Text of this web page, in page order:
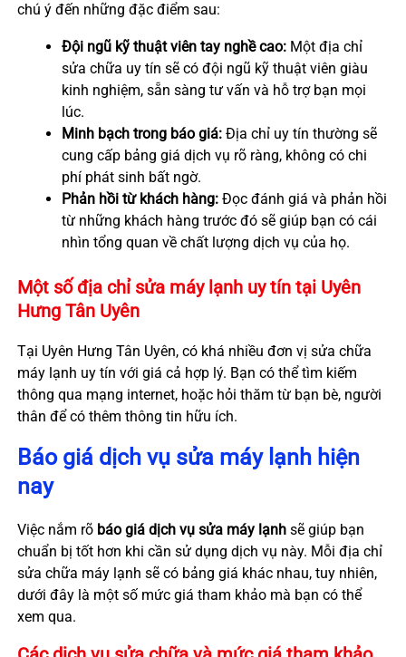
chú ý đến những đặc điểm sau:
Đội ngũ kỹ thuật viên tay nghề cao: Một địa chỉ
sửa chữa uy tín sẽ có đội ngũ kỹ thuật viên giàu
kinh nghiệm, sẵn sàng tư vấn và hỗ trợ bạn mọi
lúc.
Minh bạch trong báo giá: Địa chỉ uy tín thường sẽ
cung cấp bảng giá dịch vụ rõ ràng, không có chi
phí phát sinh bất ngờ.
Phản hồi từ khách hàng: Đọc đánh giá và phản hồi
từ những khách hàng trước đó sẽ giúp bạn có cái
nhìn tổng quan về chất lượng dịch vụ của họ.
Một số địa chỉ sửa máy lạnh uy tín tại Uyên
Hưng Tân Uyên
Tại Uyên Hưng Tân Uyên, có khá nhiều đơn vị sửa chữa
máy lạnh uy tín với giá cả hợp lý. Bạn có thể tìm kiếm
thông qua mạng internet, hoặc hỏi thăm từ bạn bè, người
thân để có thêm thông tin hữu ích.
Báo giá dịch vụ sửa máy lạnh hiện
nay
Việc nắm rõ báo giá dịch vụ sửa máy lạnhsẽ giúp bạn
chuẩn bị tốt hơn khi cần sử dụng dịch vụ này. Mỗi địa chỉ
sửa chữa máy lạnh sẽ có bảng giá khác nhau, tuy nhiên,
dưới đây là một số mức giá tham khảo mà bạn có thể
xem qua.